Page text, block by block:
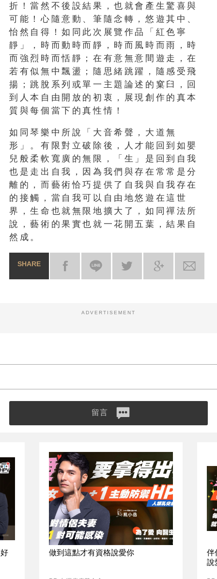
折！當然不後設結果，也就會產生驚喜與
可能！心隨意動、筆隨念轉，悠遊其中、
怡然自得！如同此次展覽作品「紅色寧
靜」，時而動時而靜，時而風時而雨，時
而強烈時而恬靜；在有意無意間遊走，在
若有似無中飄盪；隨思緒跳躍，隨感受飛
揚；跳脫系列或單一主題論述的窠臼，回
到人本自由開放的初衷，展現創作的真本
質與每個當下的真性情！
如同琴樂中所說「大音希聲，大道無
形」。有限對立破除後，人才能回到如嬰
兒般柔軟寬廣的無限，「生」是回到自我
也是走出自我，因為我們與存在常常是分
離的，而藝術恰巧提供了自我與自我存在
的接觸，當自我可以自由地悠遊在這世
界，生命也就無限地擴大了，如同禪法所
說，藝術的果實也就一花開五葉，結果自
然成。
SHARE
ADVERTISEMENT
留言
做到這點才有資格說愛你
伴
說